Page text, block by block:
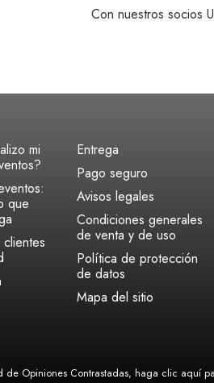
Con nuestros socios
mi
que
Entrega
Pago seguro
Avisos legales
Condiciones generales
de venta y de uso
Política de protección
de datos
Mapa del sitio
Opiniones Contrastadas, haga clic aquí